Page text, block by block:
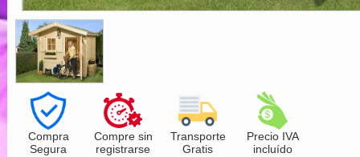
Compra
Segura
Compre sin
registrarse
Transporte
Gratis
Precio IVA
incluído